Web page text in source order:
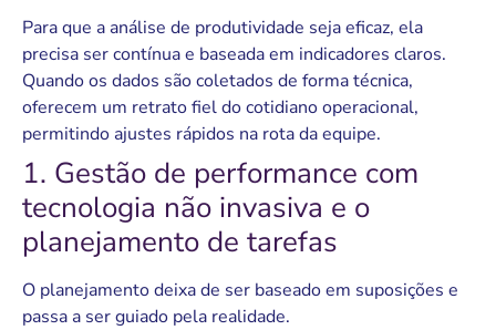
Para que a análise de produtividade seja eficaz, ela
precisa ser contínua e baseada em indicadores claros.
Quando os dados são coletados de forma técnica,
oferecem um retrato fiel do cotidiano operacional,
permitindo ajustes rápidos na rota da equipe.
1. Gestão de performance com
tecnologia não invasiva e o
planejamento de tarefas
O planejamento deixa de ser baseado em suposições e
passa a ser guiado pela realidade.